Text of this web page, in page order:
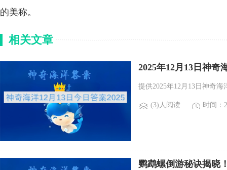
的美称。
相关文章
2025年12月13日神奇
提供2025年12月13日神奇
(3)人阅读 时间：
鹦鹉螺倒游秘诀揭晓